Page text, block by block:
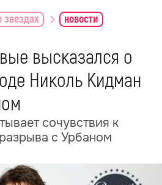
звездах новости
высказался о
Николь Кидман
сочувствия к
с Урбаном